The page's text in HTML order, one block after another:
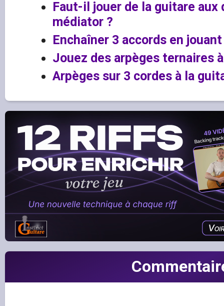
Faut-il jouer de la guitare aux
médiator ?
Enchaîner 3 accords en
Jouez des arpèges ternaires
Arpèges sur 3 cordes à la